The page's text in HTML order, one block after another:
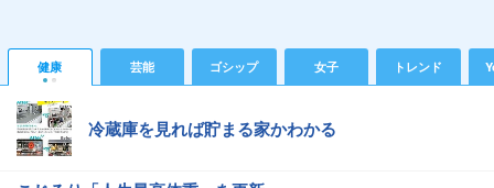
健康 芸能 ゴシップ 女子 トレンド
冷蔵庫を見れば貯まる家かわかる